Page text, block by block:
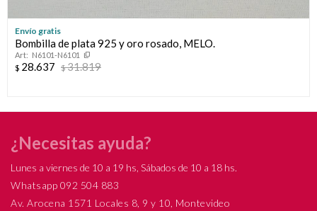
Envío gratis
Bombilla de plata 925 y oro rosado, MELO.
N6101-N6101
$ 28.637 $31.819
¿Necesitas ayuda?
Lunes a viernes de 10 a 19 hs, Sábados de 10 a 18 hs.
Whatsapp 092 504 883
Av. Arocena 1571 Locales 8, 9 y 10, Montevideo